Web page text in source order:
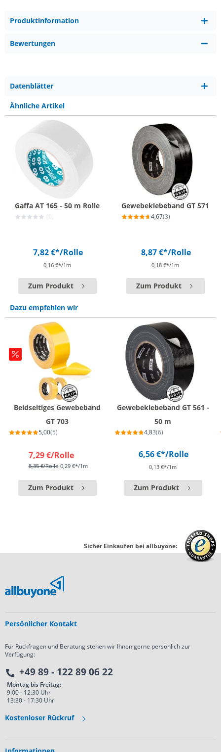
Produktinformation
Bewertungen
Datenblätter
Ähnliche Artikel
Gaffa AT 165 - 50 m Rolle
(0)
7,82 €*/Rolle
0,16 €*/1m
Zum Produkt
Gewebeklebeband GT 571
4,67(3)
8,87 €*/Rolle
0,18 €*/1m
Zum Produkt
Dazu empfehlen wir
Beidseitiges Gewebeband
GT 703
5,00(5)
7,29 €/Rolle
8,35 €/Rolle 0,29 €*/1m
Zum Produkt
Gewebeklebeband GT 561 -
50 m
4,83(6)
6,56 €*/Rolle
0,13 €*/1m
Zum Produkt
Sicher Einkaufen bei allbuyone:
Persönlicher Kontakt
Für Rückfragen und Beratung stehen wir Ihnen gerne persönlich zur
Verfügung:
+49 89 - 122 89 06 22
Montag bis Freitag:
9:00 - 12:30 Uhr
13:30 - 17:30 Uhr
Kostenloser Rückruf